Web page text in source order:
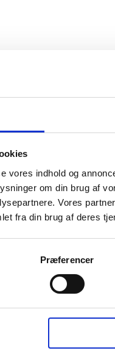
vores indhold og
om din brug af
Vores
fra din brug af deres
Præferencer
Branche
Dyrkærvej 11,
Fjerkræavl